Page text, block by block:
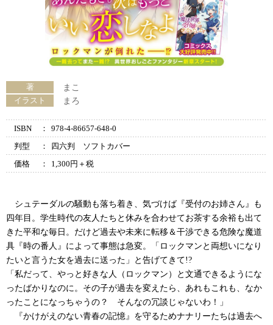
著
まこ
イラスト
まろ
ISBN ：
978-4-86657-648-0
判型
：
四六判 ソフトカバー
価格
： 1,300円＋税
シュテーダルの騒動も落ち着き、気づけば『受付のお姉さん』も
四年目。学生時代の友人たちと休みを合わせてお茶する余裕も出て
きた平和な毎日。だけど過去や未来に転移＆干渉できる危険な魔道
具『時の番人』によって事態は急変。「ロックマンと両想いになり
たいと言うた女を過去に送った」と告げてきて!?
「私だって、やっと好きな人（ロックマン）と文通できるようにな
ったばかりなのに。その子が過去を変えたら、あれもこれも、なか
ったことになっちゃうの？ そんなの冗談じゃないわ！」
『かけがえのない青春の記憶』を守るためナナリーたちは過去へ